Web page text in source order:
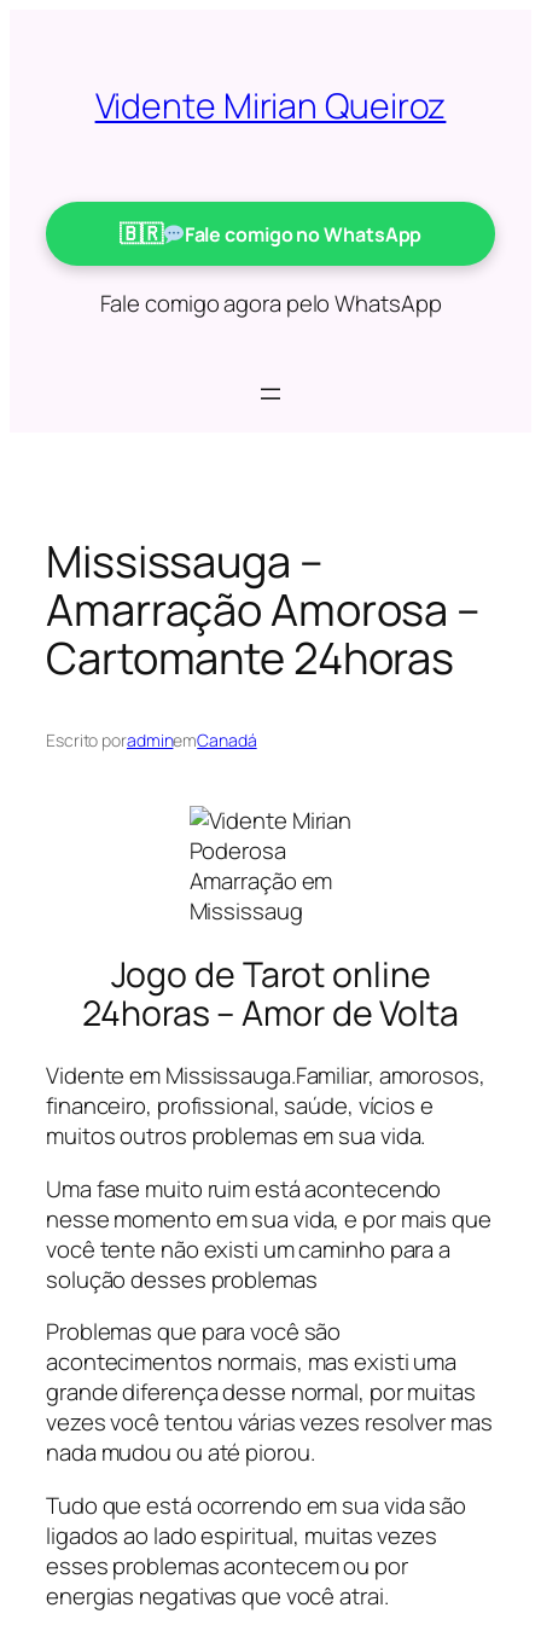
conteúdoVidente Mirian Queiroz
Fale comigo no WhatsApp
Fale comigo agora pelo WhatsApp
Mississauga –
Amarração Amorosa –
Cartomante 24horas
Escrito poradminemCanadá
Poderosa
Amarração em
Mississaug
Jogo de Tarot online
24horas – Amor de Volta
Vidente em Mississauga.Familiar, amorosos,
financeiro, profissional, saúde, vícios e
muitos outros problemas em sua vida.
Uma fase muito ruim está acontecendo
nesse momento em sua vida, e por mais que
você tente não existi um caminho para a
solução desses problemas
Problemas que para você são
acontecimentos normais, mas existi uma
grande diferença desse normal, por muitas
vezes você tentou várias vezes resolver mas
nada mudou ou até piorou.
Tudo que está ocorrendo em sua vida são
ligados ao lado espiritual, muitas vezes
esses problemas acontecem ou por
energias negativas que você atrai.